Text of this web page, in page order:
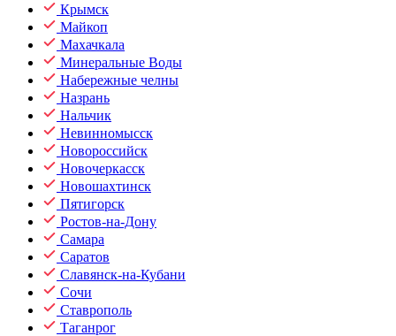
Крымск
Майкоп
Махачкала
Минеральные Воды
Набережные челны
Назрань
Нальчик
Невинномысск
Новороссийск
Новочеркасск
Новошахтинск
Пятигорск
Ростов-на-Дону
Самара
Саратов
Славянск-на-Кубани
Сочи
Ставрополь
Таганрог